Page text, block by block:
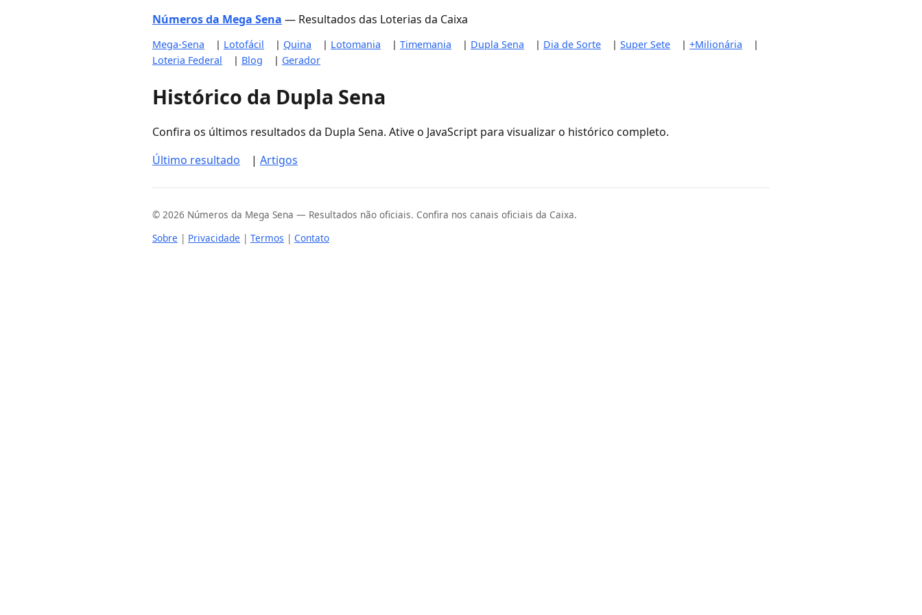
Números da Mega Sena — Resultados das Loterias da Caixa
Mega-Sena | Lotofácil | Quina | Lotomania | Timemania | Dupla Sena | Dia de Sorte | Super Sete | +Milionária
|
Loteria Federal
| Blog | Gerador
Histórico da Dupla Sena
Confira os últimos resultados da Dupla Sena. Ative o JavaScript para visualizar o histórico completo.
Último resultado
| Artigos
© 2026 Números da Mega Sena — Resultados não oficiais. Confira nos canais oficiais da Caixa.
Sobre | Privacidade | Termos | Contato